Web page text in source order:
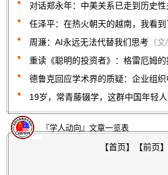
对话郑永年：中美关系已走到历史性
任泽平：在热火朝天的越南，我看
周濂：AI永远无法代替我们思考 （
重读《聪明的投资者》：格雷厄姆
德鲁克回应学术界的质疑：企业组
19岁，常青藤辍学，这群中国年轻
『学人动向』文章一览表
【首页】【前页】